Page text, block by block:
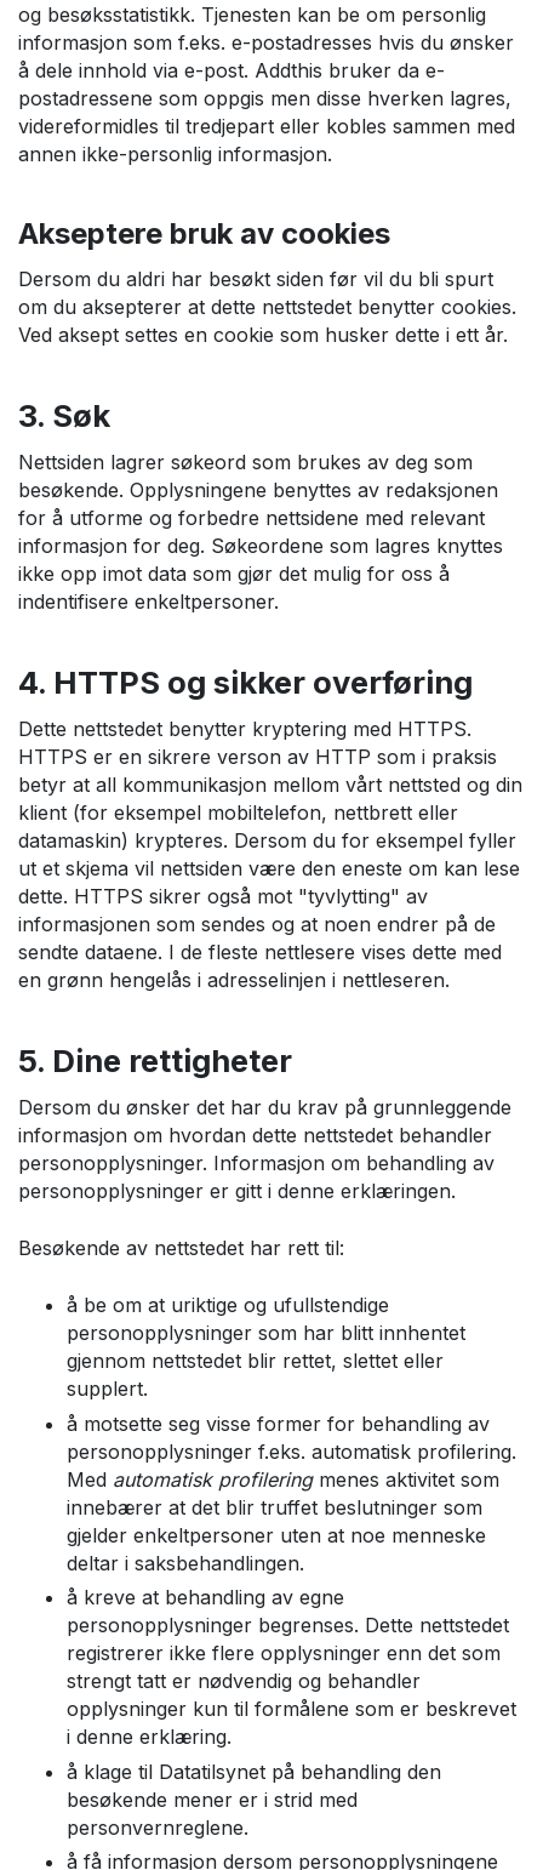
og besøksstatistikk. Tjenesten kan be om personlig
informasjon som f.eks. e-postadresses hvis du ønsker
å dele innhold via e-post. Addthis bruker da e-
postadressene som oppgis men disse hverken lagres,
videreformidles til tredjepart eller kobles sammen med
annen ikke-personlig informasjon.
Akseptere bruk av cookies
Dersom du aldri har besøkt siden før vil du bli spurt
om du aksepterer at dette nettstedet benytter cookies.
Ved aksept settes en cookie som husker dette i ett år.
3. Søk
Nettsiden lagrer søkeord som brukes av deg som
besøkende. Opplysningene benyttes av redaksjonen
for å utforme og forbedre nettsidene med relevant
informasjon for deg. Søkeordene som lagres knyttes
ikke opp imot data som gjør det mulig for oss å
indentifisere enkeltpersoner.
4. HTTPS og sikker overføring
Dette nettstedet benytter kryptering med HTTPS.
HTTPS er en sikrere verson av HTTP som i praksis
betyr at all kommunikasjon mellom vårt nettsted og din
klient (for eksempel mobiltelefon, nettbrett eller
datamaskin) krypteres. Dersom du for eksempel fyller
ut et skjema vil nettsiden være den eneste om kan lese
dette. HTTPS sikrer også mot "tyvlytting" av
informasjonen som sendes og at noen endrer på de
sendte dataene. I de fleste nettlesere vises dette med
en grønn hengelås i adresselinjen i nettleseren.
5. Dine rettigheter
Dersom du ønsker det har du krav på grunnleggende
informasjon om hvordan dette nettstedet behandler
personopplysninger. Informasjon om behandling av
personopplysninger er gitt i denne erklæringen.
Besøkende av nettstedet har rett til:
å be om at uriktige og ufullstendige
personopplysninger som har blitt innhentet
gjennom nettstedet blir rettet, slettet eller
supplert.
å motsette seg visse former for behandling av
personopplysninger f.eks. automatisk profilering.
Med automatisk profileringmenes aktivitet som
innebærer at det blir truffet beslutninger som
gjelder enkeltpersoner uten at noe menneske
deltar i saksbehandlingen.
å kreve at behandling av egne
personopplysninger begrenses. Dette nettstedet
registrerer ikke flere opplysninger enn det som
strengt tatt er nødvendig og behandler
opplysninger kun til formålene som er beskrevet
i denne erklæring.
å klage til Datatilsynet på behandling den
besøkende mener er i strid med
personvernreglene.
å få informasjon dersom personopplysningene